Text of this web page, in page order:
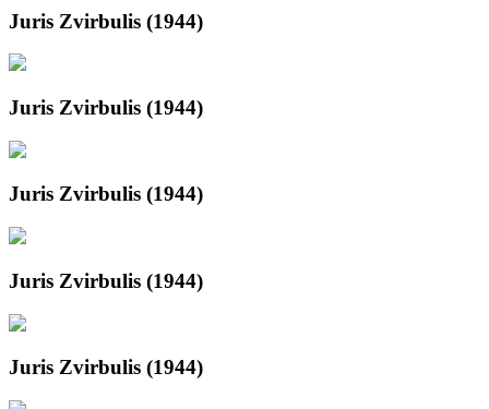
Juris Zvirbulis (1944)
Juris Zvirbulis (1944)
Juris Zvirbulis (1944)
Juris Zvirbulis (1944)
Juris Zvirbulis (1944)